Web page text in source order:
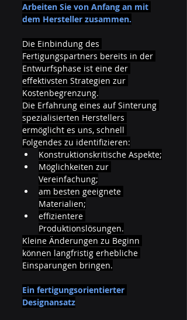
Arbeiten Sie von Anfang an mit
dem Hersteller zusammen.
Die Einbindung des
Fertigungspartners bereits in der
Entwurfsphase ist eine der
effektivsten Strategien zur
Kostenbegrenzung.
Die Erfahrung eines auf Sinterung
spezialisierten Herstellers
ermöglicht es uns, schnell
Folgendes zu identifizieren:
Konstruktionskritische Aspekte;
Möglichkeiten zur
Vereinfachung;
am besten geeignete
Materialien;
effizientere
Produktionslösungen.
Kleine Änderungen zu Beginn
können langfristig erhebliche
Einsparungen bringen.
Ein fertigungsorientierter
Designansatz